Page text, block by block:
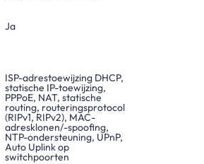
Ja
ISP-adrestoewijzing DHCP,
statische IP-toewijzing,
PPPoE, NAT, statische
routing, routeringsprotocol
(RIPv1, RIPv2), MAC-
adresklonen/-spoofing,
NTP-ondersteuning, UPnP,
Auto Uplink op
switchpoorten